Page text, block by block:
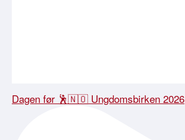
Dagen før 🕺🇳🇴 Ungdomsbirken 2026